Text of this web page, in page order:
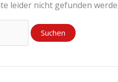
leider nicht gefunden